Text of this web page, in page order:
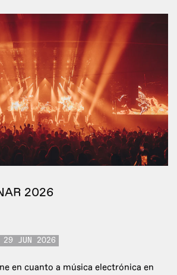
2026
29 JUN 2026
en cuanto a música electrónica en